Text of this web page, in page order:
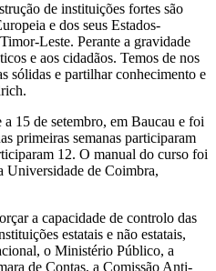
de instituições fortes são
e dos seus Estados-
Leste. Perante a gravidade
e aos cidadãos. Temos de nos
sólidas e partilhar conhecimento e
15 de setembro, em Baucau e foi
primeiras semanas participaram
12. O manual do curso foi
Universidade de Coimbra,
a capacidade de controlo das
estatais e não estatais,
o Ministério Público, a
de Contas, a Comissão Anti-